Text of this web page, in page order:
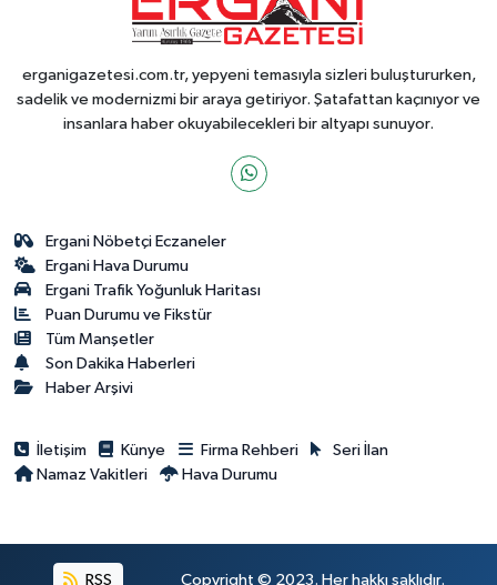
erganigazetesi.com.tr, yepyeni temasıyla sizleri buluştururken,
sadelik ve modernizmi bir araya getiriyor. Şatafattan kaçınıyor ve
insanlara haber okuyabilecekleri bir altyapı sunuyor.
Ergani Nöbetçi Eczaneler
Ergani Hava Durumu
Ergani Trafik Yoğunluk Haritası
Puan Durumu ve Fikstür
Tüm Manşetler
Son Dakika Haberleri
Haber Arşivi
İletişim Künye Firma Rehberi
Seri İlan
Namaz Vakitleri
Hava Durumu
RSS Copyright © 2023. Her hakkı saklıdır.